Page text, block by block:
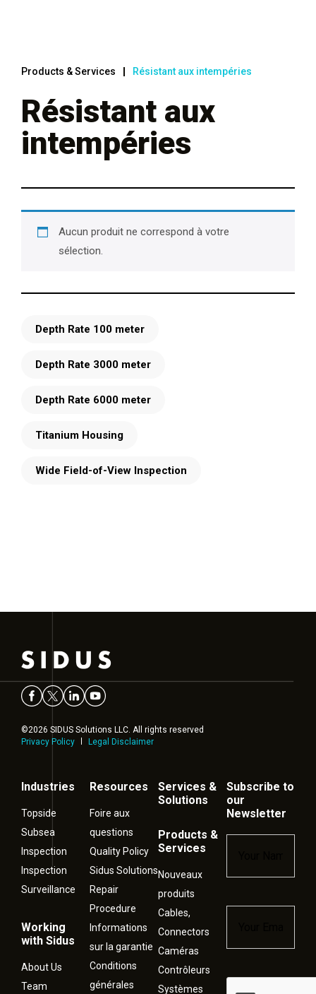
Products & Services Résistant aux intempéries
Résistant aux
intempéries
Aucun produit ne correspond à votre
sélection.
Depth Rate 100 meter
Depth Rate 3000 meter
Depth Rate 6000 meter
Titanium Housing
Wide Field-of-View Inspection
©2026 SIDUS Solutions LLC. All rights reserved
Privacy Policy
Legal Disclaimer
Industries
Topside
Subsea
Inspection
Inspection
Surveillance
Working
with Sidus
About Us
Team
Resources
Foire aux
questions
Quality Policy
Sidus Solutions
Repair
Procedure
Informations
sur la garantie
Conditions
générales
Services &
Solutions
Products &
Services
Nouveaux
produits
Cables,
Connectors
Caméras
Contrôleurs
Systèmes
Subscribe to
our
Newsletter